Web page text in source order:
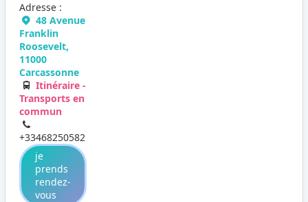
Adresse :
48 Avenue
Franklin
Roosevelt,
11000
Carcassonne
Itinéraire -
Transports en
commun
+33468250582
je
prends
rendez-
vous